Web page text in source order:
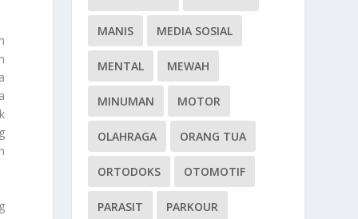
MANIS MEDIA SOSIAL
MENTAL MEWAH
MINUMAN MOTOR
OLAHRAGA ORANG TUA
ORTODOKS OTOMOTIF
PARASIT PARKOUR